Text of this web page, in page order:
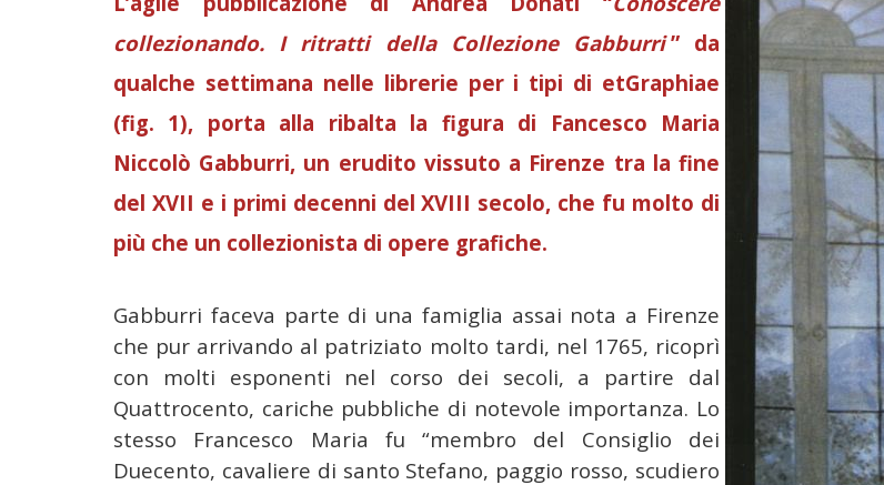
collezionando. I ritratti della Collezione Gabburri ” da
qualche settimana nelle librerie per i tipi di etGraphiae
(fig. 1), porta alla ribalta la figura di Fancesco Maria
Niccolò Gabburri, un erudito vissuto a Firenze tra la fine
del XVII e i primi decenni del XVIII secolo, che fu molto di
più che un collezionista di opere grafiche.
Gabburri faceva parte di una famiglia assai nota a Firenze
che pur arrivando al patriziato molto tardi, nel 1765, ricoprì
con molti esponenti nel corso dei secoli, a partire dal
Quattrocento, cariche pubbliche di notevole importanza. Lo
stesso Francesco Maria fu “membro del Consiglio dei
Duecento, cavaliere di santo Stefano, paggio rosso, scudiero